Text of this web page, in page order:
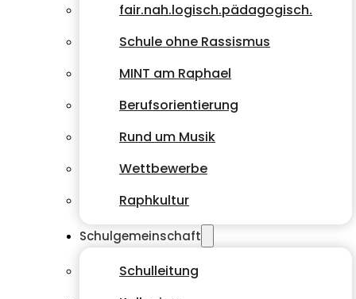
fair.nah.logisch.pädagogisch.
Schule ohne Rassismus
MINT am Raphael
Berufsorientierung
Rund um Musik
Wettbewerbe
Raphkultur
Schulgemeinschaft
Schulleitung